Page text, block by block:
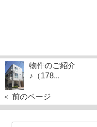
物件のご紹介
♪（178...
＜ 前のページ